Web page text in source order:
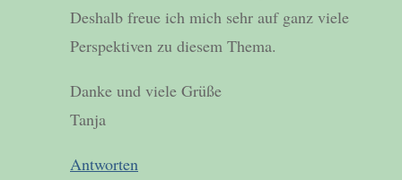
Deshalb freue ich mich sehr auf ganz viele
Perspektiven zu diesem Thema.
Danke und viele Grüße
Tanja
Antworten